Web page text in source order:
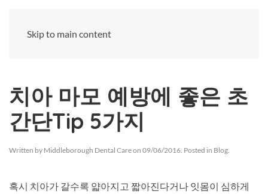
Skip to main content
치아 마모 예방에 좋은 초
간단Tip 5가지
Written by Middleborough Dental Careon 09/06/2016. Posted in Blog.
혹시 치아가 갈수록 얇아지고 짧아진다거나 잇몸이 심하게